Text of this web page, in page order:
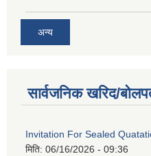
अन्य
सार्वजनिक खरिद/
Invitation For Sealed
मिति: 06/16/2026 - 09:36